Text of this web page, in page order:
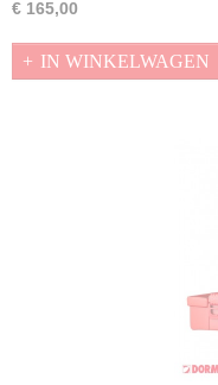
€ 165,00
IN WINKELWAGEN